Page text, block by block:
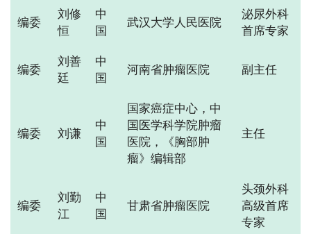
编委
刘修
恒
中
国
武汉大学人民医院
泌尿外科
首席专家
编委
刘善
廷
中
国
河南省肿瘤医院 副主任
编委 刘谦
中
国
国家癌症中心，中
国医学科学院肿瘤
医院，《胸部肿
瘤》编辑部
主任
编委
刘勤
江
中
国
甘肃省肿瘤医院
头颈外科
高级首席
专家